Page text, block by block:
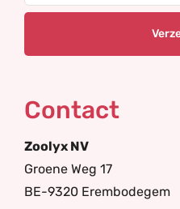
Contact
Zoolyx NV
Groene Weg 17
BE-9320 Erembodegem